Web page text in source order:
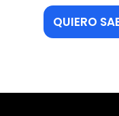
QUIERO